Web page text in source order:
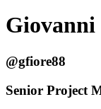
Giovanni
@gfiore88
Senior Project